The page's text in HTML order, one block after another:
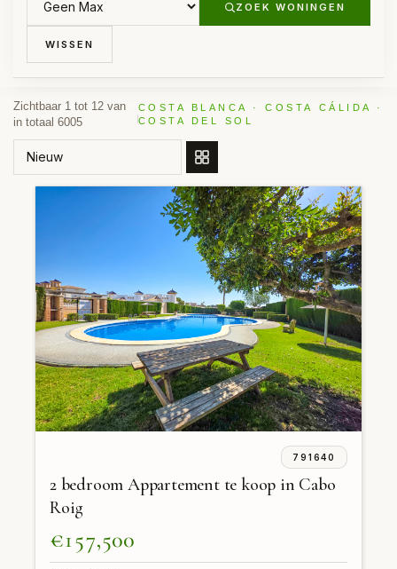
ZOEK WONINGEN
WISSEN
Zichtbaar 1 tot 12 van
in totaal 6005
COSTA BLANCA · COSTA CÁLIDA ·
COSTA DEL SOL
SORTEER OP
791640
2 bedroom Appartement te koop in Cabo
Roig
€157,500